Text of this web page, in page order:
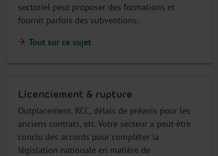
sectoriel peut proposer des formations et
fournit parfois des subventions.
Tout sur ce sujet
Licenciement & rupture
Outplacement, RCC, délais de préavis pour les
anciens contrats, etc. Votre secteur a peut-être
conclu des accords pour compléter la
législation nationale en matière de